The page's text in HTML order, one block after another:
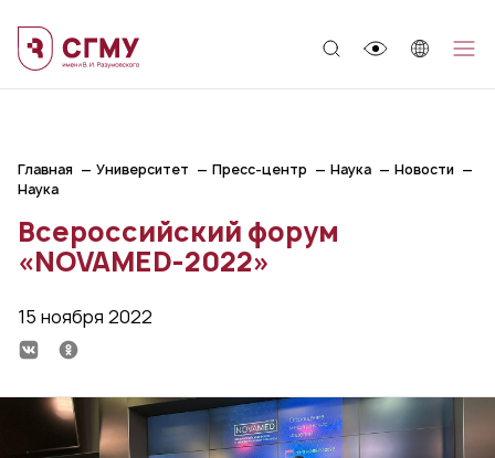
Главная Университет Пресс-центр Наука
Новости
Наука
Всероссийский форум
«NOVAMED-2022»
15 ноября 2022